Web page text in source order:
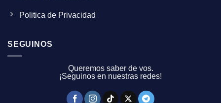
Politica de Privacidad
SEGUINOS
Queremos saber de vos.
¡Seguinos en nuestras redes!